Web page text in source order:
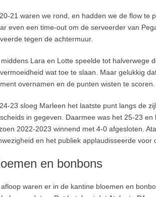
21 waren we rond, en hadden we de flow te
even een time-out om de serveerder van
tegen de achtermuur.
middens Lara en Lotte speelde tot halverwege
wat toe te slaan. Maar gelukkig
overnamen en de punten wisten te scoren.
23 sloeg Marleen het laatste punt langs de
in gegeven. Daarmee was het 25-23
2022-2023 winnend met 4-0 afgesloten.
en het publiek applaudisseerde voor
en bonbons
afloop waren er in de kantine bloemen en